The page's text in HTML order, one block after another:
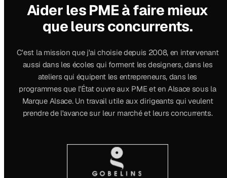
Aider les PME à faire mieux
que leurs concurrents.
C'est la mission que j'ai choisie depuis 2008, en intervenant
aussi dans les écoles qui forment les designers, dans les
ateliers qui équipent les entrepreneurs, dans les
programmes que l'État ouvre aux PME et en Alsace sous la
Marque Alsace. Un travail utile aux dirigeants qui veulent
prendre de l'avance sur leur marché et leurs concurrents.